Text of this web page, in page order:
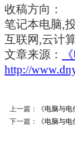
收稿方向：
笔记本电脑,
互联网,云计
文章来源：
http://
上一篇：
《电脑与
下一篇：
《电脑与